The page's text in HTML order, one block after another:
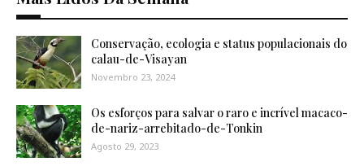
Conservação, ecologia e status populacionais do
calau-de-Visayan
Novembro 23, 2024
Os esforços para salvar o raro e incrível macaco-
de-nariz-arrebitado-de-Tonkin
Agosto 29, 2023